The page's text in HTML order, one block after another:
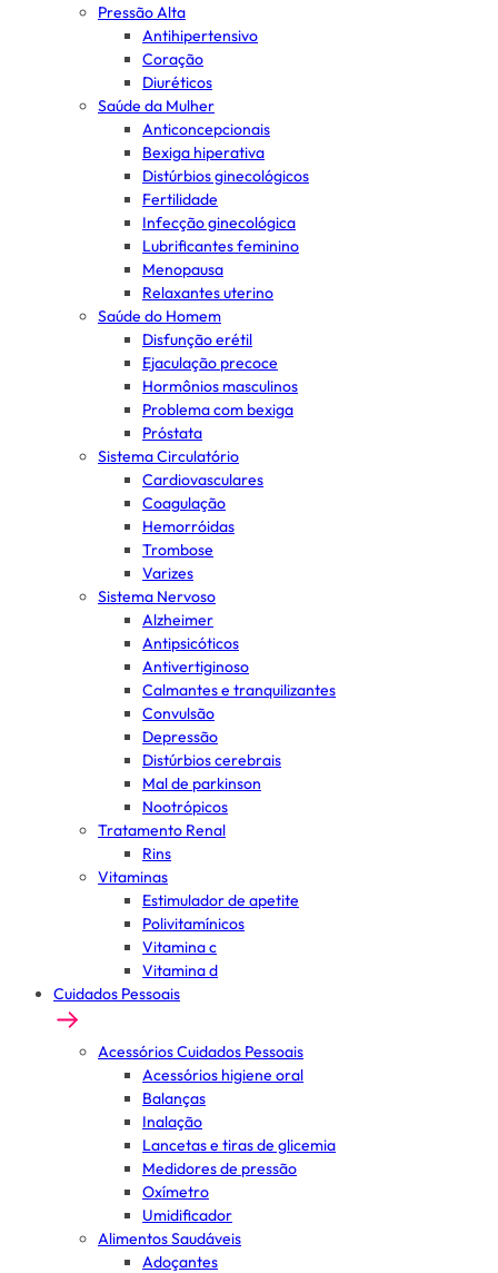
Pressão Alta
Antihipertensivo
Coração
Diuréticos
Saúde da Mulher
Anticoncepcionais
Bexiga hiperativa
Distúrbios ginecológicos
Fertilidade
Infecção ginecológica
Lubrificantes feminino
Menopausa
Relaxantes uterino
Saúde do Homem
Disfunção erétil
Ejaculação precoce
Hormônios masculinos
Problema com bexiga
Próstata
Sistema Circulatório
Cardiovasculares
Coagulação
Hemorróidas
Trombose
Varizes
Sistema Nervoso
Alzheimer
Antipsicóticos
Antivertiginoso
Calmantes e tranquilizantes
Convulsão
Depressão
Distúrbios cerebrais
Mal de parkinson
Nootrópicos
Tratamento Renal
Rins
Vitaminas
Estimulador de apetite
Polivitamínicos
Vitamina c
Vitamina d
Cuidados Pessoais
Acessórios Cuidados Pessoais
Acessórios higiene oral
Balanças
Inalação
Lancetas e tiras de glicemia
Medidores de pressão
Oxímetro
Umidificador
Alimentos Saudáveis
Adoçantes